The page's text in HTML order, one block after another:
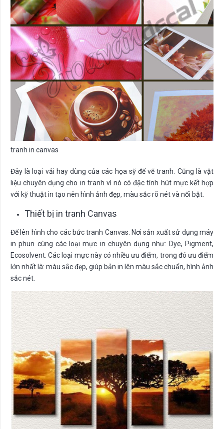
tranh in canvas
Đây là loại vải hay dùng của các họa sỹ để vẽ tranh. Cũng là vật
liệu chuyên dụng cho in tranh vì nó có đặc tính hút mực kết hợp
với kỹ thuật in tạo nên hình ảnh đẹp, màu sắc rõ nét và nổi bật.
Thiết bị in tranh Canvas
Để lên hình cho các bức tranh Canvas. Nơi sản xuất sử dụng máy
in phun cùng các loại mực in chuyên dụng như: Dye, Pigment,
Ecosolvent. Các loại mực này có nhiều ưu điểm, trong đó ưu điểm
lớn nhất là: màu sắc đẹp, giúp bản in lên màu sắc chuẩn, hình ảnh
sắc nét.